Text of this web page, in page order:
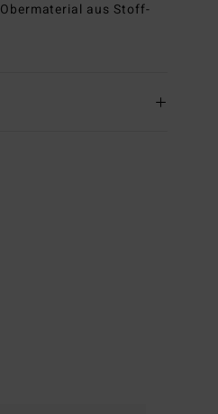
Obermaterial aus Stoff-